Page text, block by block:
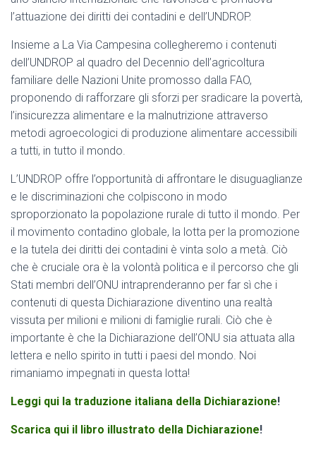
l’attuazione dei diritti dei contadini e dell’UNDROP.
Insieme a La Via Campesina collegheremo i contenuti
dell’UNDROP al quadro del Decennio dell’agricoltura
familiare delle Nazioni Unite promosso dalla FAO,
proponendo di rafforzare gli sforzi per sradicare la povertà,
l’insicurezza alimentare e la malnutrizione attraverso
metodi agroecologici di produzione alimentare accessibili
a tutti, in tutto il mondo.
L’UNDROP offre l’opportunità di affrontare le disuguaglianze
e le discriminazioni che colpiscono in modo
sproporzionato la popolazione rurale di tutto il mondo. Per
il movimento contadino globale, la lotta per la promozione
e la tutela dei diritti dei contadini è vinta solo a metà. Ciò
che è cruciale ora è la volontà politica e il percorso che gli
Stati membri dell’ONU intraprenderanno per far sì che i
contenuti di questa Dichiarazione diventino una realtà
vissuta per milioni e milioni di famiglie rurali. Ciò che è
importante è che la Dichiarazione dell’ONU sia attuata alla
lettera e nello spirito in tutti i paesi del mondo. Noi
rimaniamo impegnati in questa lotta!
Leggi qui la traduzione italiana della Dichiarazione!
Scarica qui il libro illustrato della Dichiarazione!